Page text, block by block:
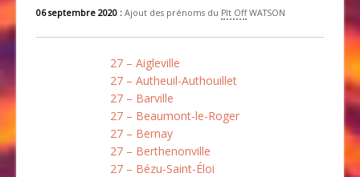
06 septembre 2020 : Ajout des prénoms du Plt OffWATSON
27 – Aigleville
27 – Autheuil-Authouillet
27 – Barville
27 – Beaumont-le-Roger
27 – Bernay
27 – Berthenonville
27 – Bézu-Saint-Éloi